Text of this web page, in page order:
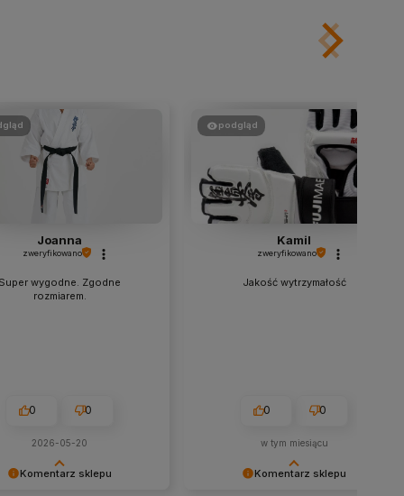
Komentarz sklepu
Joanna
zweryfikowano
Super wygodne. Zgodne
rozmiarem.
0 0
2026-05-20
Komentarz sklepu
podgląd
Kamil
zweryfikowano
Jakość wytrzymałość
0 0
w tym miesiącu